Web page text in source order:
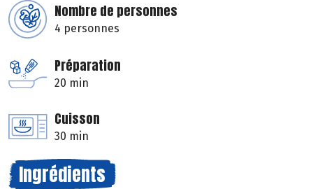
Nombre de personnes
4 personnes
Préparation
20 min
Cuisson
30 min
Ingrédients